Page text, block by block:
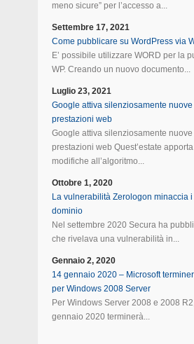
meno sicure” per l’accesso a...
Settembre 17, 2021
Come pubblicare su WordPress via
E’ possibile utilizzare WORD per la
WP. Creando un nuovo documento...
Luglio 23, 2021
Google attiva silenziosamente
prestazioni web
Google attiva silenziosamente
prestazioni web Quest’estate
modifiche all’algoritmo...
Ottobre 1, 2020
La vulnerabilità Zerologon minaccia
dominio
Nel settembre 2020 Secura ha
che rivelava una vulnerabilità in...
Gennaio 2, 2020
14 gennaio 2020 – Microsoft
per Windows 2008 Server
Per Windows Server 2008 e 2008
gennaio 2020 terminerà...